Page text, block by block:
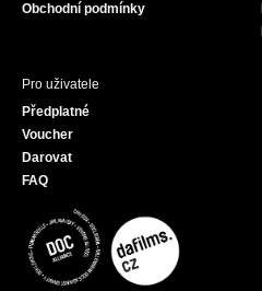
Obchodní podmínky
Pro uživatele
Předplatné
Voucher
Darovat
FAQ